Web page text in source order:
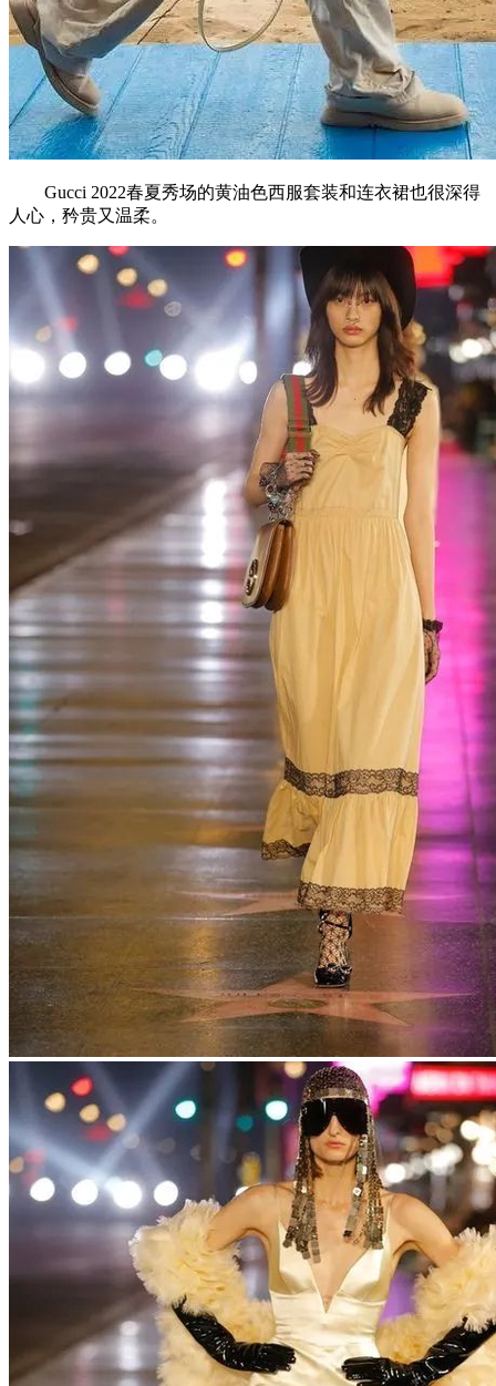
Gucci 2022春夏秀场的黄油色西服套装和连衣裙也很深得
人心，矜贵又温柔。